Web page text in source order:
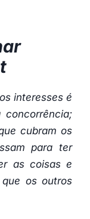
interesses é
concorrência;
cubram os
para ter
as coisas e
os outros